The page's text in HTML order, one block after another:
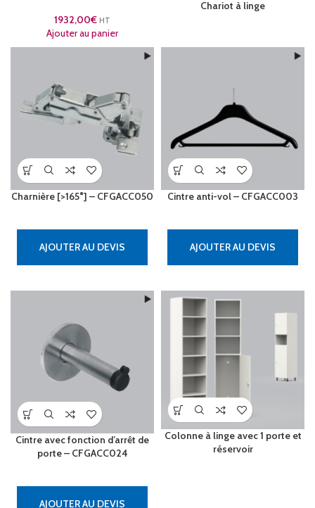
1932,00€ HT
Ajouter au panier
Chariot à linge
Charnière [>165°] – CFGACC050
AJOUTER AU DEVIS
Cintre anti-vol – CFGACC003
AJOUTER AU DEVIS
Cintre avec fonction d’arrêt de
porte – CFGACC024
AJOUTER AU DEVIS
Colonne à linge avec 1 porte et
réservoir